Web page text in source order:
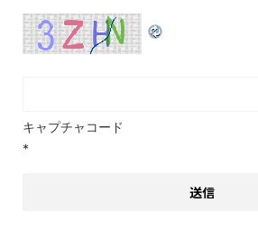
キャプチャコード
*